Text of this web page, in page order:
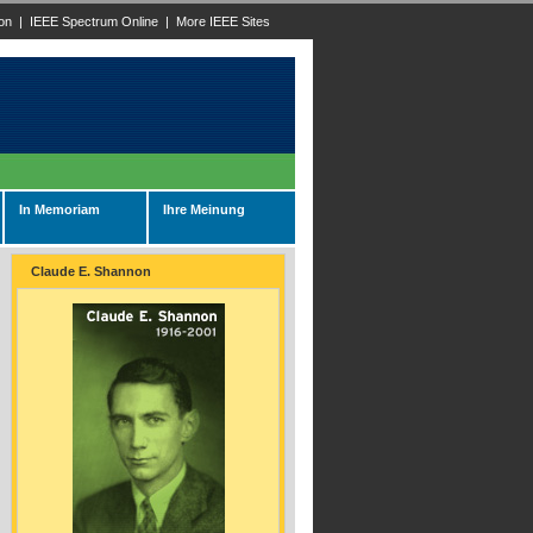
| IEEE Spectrum Online| More IEEE Sites
In Memoriam Ihre Meinung
Claude E. Shannon